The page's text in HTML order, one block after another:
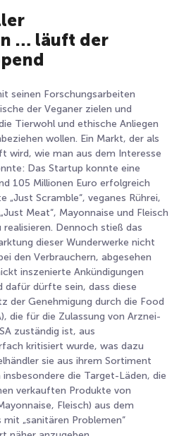
… läuft der
seinen Forschungsarbeiten
der Veganer zielen und
Tierwohl und ethische Anliegen
wollen. Ein Markt, der als
wird, wie man aus dem Interesse
Das Startup konnte eine
105 Millionen Euro erfolgreich
„Just Scramble“, veganes Rührei,
Meat“, Mayonnaise und Fleisch
Dennoch stieß das
dieser Wunderwerke nicht
den Verbrauchern, abgesehen
inszenierte Ankündigungen
dafür dürfte sein, dass diese
der Genehmigung durch die Food
die für die Zulassung von Arznei-
zuständig ist, aus
kritisiert wurde, was dazu
sie aus ihrem Sortiment
die Target-Läden, die
verkauften Produkte von
Fleisch) aus dem
„sanitären Problemen“